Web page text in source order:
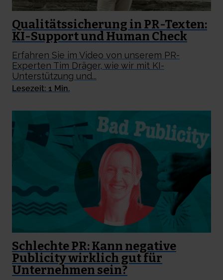
Qualitätssicherung in PR-Texten:
KI-Support und Human Check
Erfahren Sie im Video von unserem PR-
Experten Tim Dräger, wie wir mit KI-
Unterstützung und...
Lesezeit: 1 Min.
Schlechte PR: Kann negative
Publicity wirklich gut für
Unternehmen sein?